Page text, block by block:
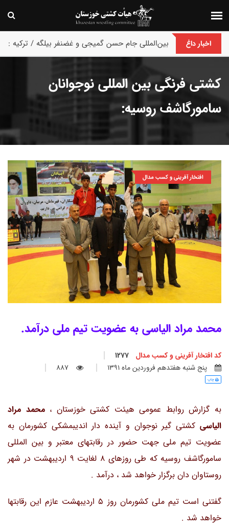
اخبار داغ
پایان رقابت های بین‌المللی جام حسن گمیجی و غضنفر بیلگه / ترکیه :
کشتی فرنگی بین المللی نوجوانان
سامورگاشف روسیه:
افتخار آفرینی و کسب مدال
محمد مراد الیاسی به عضویت تیم ملی درآمد.
کد افتخار آفرینی و کسب مدال
پنج شنبه هفتدهم فروردين ماه 1391
887
چاپ
به گزارش روابط عمومی هیئت کشتی خوزستان ،محمد مراد
الیاسی کشتی گیر نوجوان و آینده دار اندیبمشکی کشورمان به
عضویت تیم ملی جهت حضور در رقابتهای معتبر و بین المللی
سامورگاشف روسیه که طی روزهای 8 لغایت 9 اردیبهشت در شهر
روستاوان دان برگزار خواهد شد ، درآمد .
گفتنی است تیم ملی کشورمان روز 5 اردیبهشت عازم این رقابتها
خواهد شد .